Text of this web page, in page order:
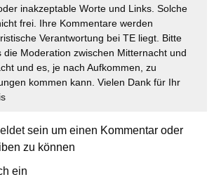
inakzeptable Worte und Links. Solche
frei. Ihre Kommentare werden
Verantwortung bei TE liegt. Bitte
die Moderation zwischen Mitternacht und
und es, je nach Aufkommen, zu
kommen kann. Vielen Dank für Ihr
sein um einen Kommentar oder
zu können
ein